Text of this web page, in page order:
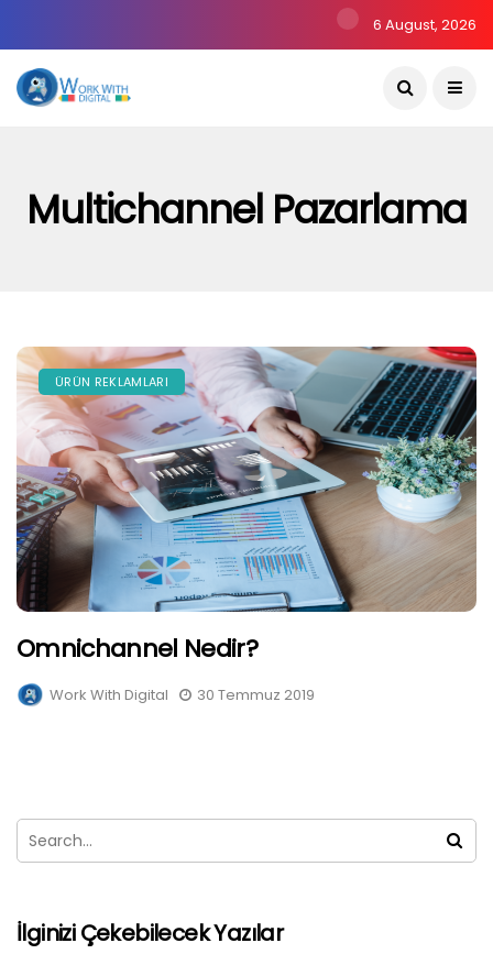
6 August, 2026
Multichannel Pazarlama
ÜRÜN REKLAMLARI
Omnichannel Nedir?
Work With Digital 30 Temmuz 2019
İlginizi Çekebilecek Yazılar